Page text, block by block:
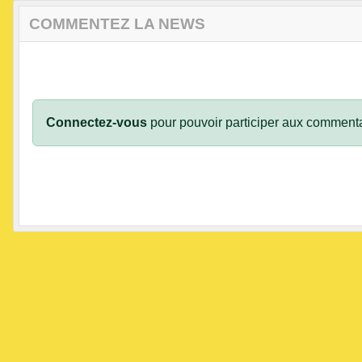
COMMENTEZ LA NEWS
Connectez-vous pour pouvoir participer aux